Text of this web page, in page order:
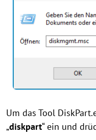
Um das Tool
„diskpart“ ein und